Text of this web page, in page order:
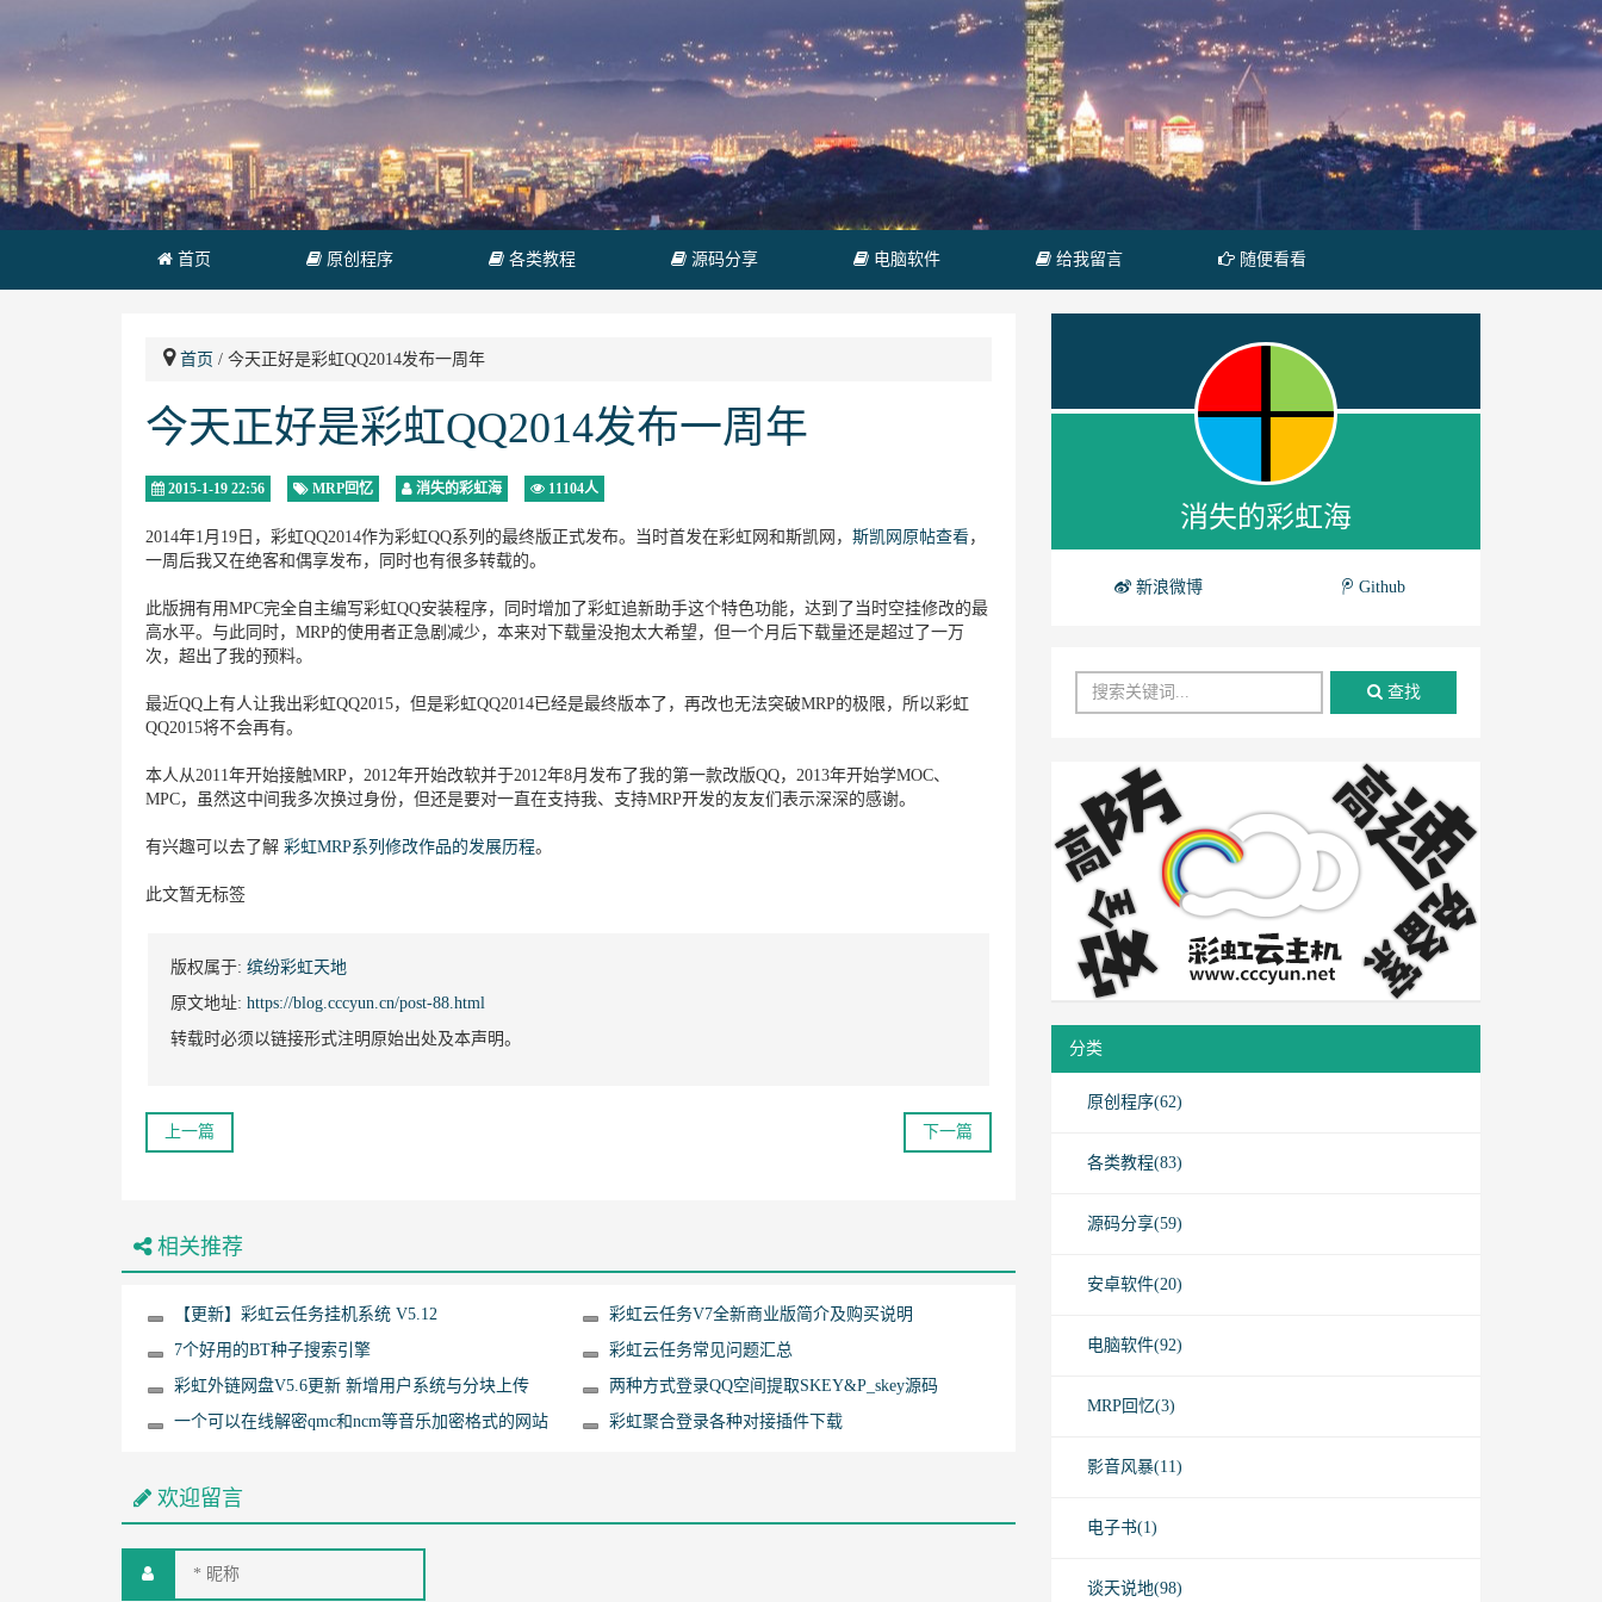
首页 原创程序 各类教程 源码分享 电脑软件 给我留言 随便看看
首页 / 今天正好是彩虹QQ2014发布一周年
今天正好是彩虹QQ2014发布一周年
2015-1-19 22:56 MRP回忆 消失的彩虹海 11104人
2014年1月19日，彩虹QQ2014作为彩虹QQ系列的最终版正式发布。当时首发在彩虹网和斯凯网， 斯凯网原帖查看，
一周后我又在绝客和偶享发布，同时也有很多转载的。
此版拥有用MPC完全自主编写彩虹QQ安装程序，同时增加了彩虹追新助手这个特色功能，达到了当时空挂修改的最
高水平。与此同时，MRP的使用者正急剧减少，本来对下载量没抱太大希望，但一个月后下载量还是超过了一万
次，超出了我的预料。
最近QQ上有人让我出彩虹QQ2015，但是彩虹QQ2014已经是最终版本了，再改也无法突破MRP的极限，所以彩虹
QQ2015将不会再有。
本人从2011年开始接触MRP，2012年开始改软并于2012年8月发布了我的第一款改版QQ，2013年开始学MOC、
MPC，虽然这中间我多次换过身份，但还是要对一直在支持我、支持MRP开发的友友们表示深深的感谢。
有兴趣可以去了解 彩虹MRP系列修改作品的发展历程。
此文暂无标签
版权属于: 缤纷彩虹天地
原文地址: https://blog.cccyun.cn/post-88.html
转载时必须以链接形式注明原始出处及本声明。
上一篇 下一篇
相关推荐
【更新】彩虹云任务挂机系统 V5.12
彩虹云任务V7全新商业版简介及购买说明
7个好用的BT种子搜索引擎
彩虹云任务常见问题汇总
彩虹外链网盘V5.6更新 新增用户系统与分块上传
两种方式登录QQ空间提取SKEY&P_skey源码
一个可以在线解密qmc和ncm等音乐加密格式的网站
彩虹聚合登录各种对接插件下载
欢迎留言
消失的彩虹海
新浪微博 Github
查找
分类
原创程序(62)
各类教程(83)
源码分享(59)
安卓软件(20)
电脑软件(92)
MRP回忆(3)
影音风暴(11)
电子书(1)
谈天说地(98)